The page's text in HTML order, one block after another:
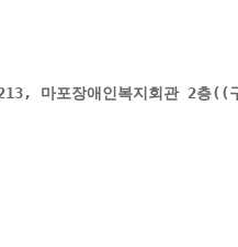
마포장애인복지회관 2층((